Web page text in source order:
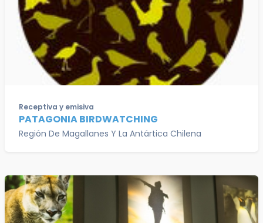
Receptiva y emisiva
PATAGONIA BIRDWATCHING
Región De Magallanes Y La Antártica Chilena